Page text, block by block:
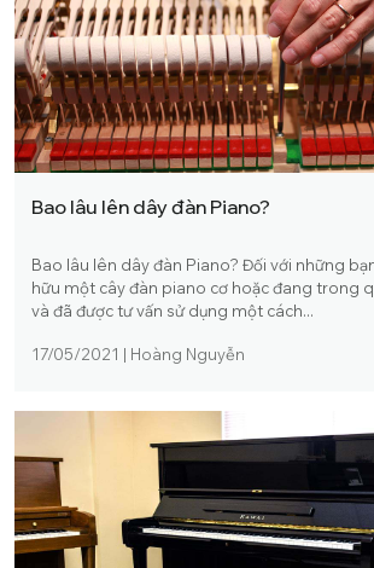
Bao lâu lên dây đàn Piano?
Bao lâu lên dây đàn Piano? Đối với những
hữu một cây đàn piano cơ hoặc đang trong
và đã được tư vấn sử dụng một cách...
17/05/2021 | Hoàng Nguyễn